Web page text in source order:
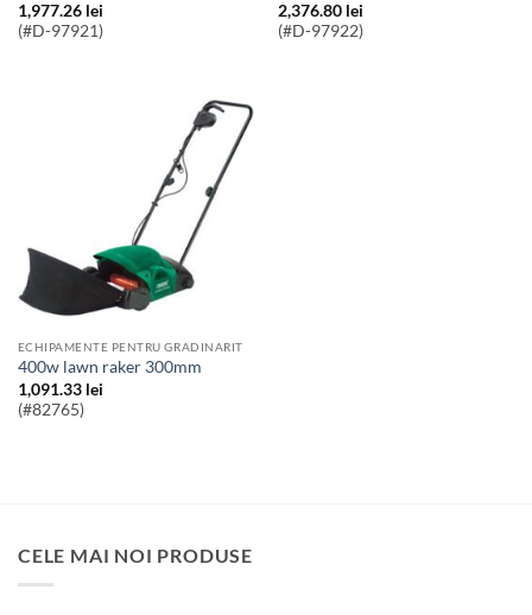
1,977.26 lei
(#D-97921)
2,376.80 lei
(#D-97922)
ECHIPAMENTE PENTRU GRADINARIT
400w lawn raker 300mm
1,091.33 lei
(#82765)
CELE MAI NOI PRODUSE